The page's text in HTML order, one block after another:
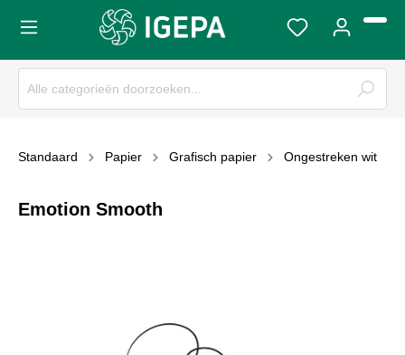
Standaard Papier Grafisch papier Ongestreken wit
Emotion Smooth